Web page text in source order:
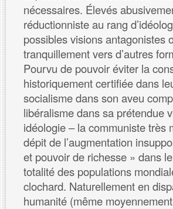
nécessaires. Élevés
réductionniste au rang
possibles visions antagonistes
tranquillement vers d’autres
Pourvu de pouvoir éviter la
historiquement certifiée dans
socialisme dans son aveu
libéralisme dans sa
idéologie – la communiste très
dépit de l’augmentation
et pouvoir de richesse » dans
totalité des populations
clochard. Naturellement en
humanité (même